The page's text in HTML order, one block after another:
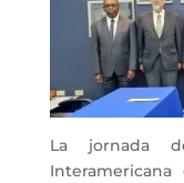
La jornada